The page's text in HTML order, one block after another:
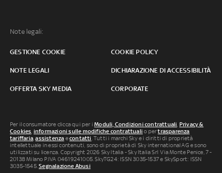
Note legali:
GESTIONE COOKIE COOKIE POLICY
NOTE LEGALI DICHIARAZIONE DI ACCESSIBILITÀ
OFFERTA SKY MEDIA CORPORATE
Per il consumatore clicca qui per iModuli, Condizioni contrattuali, Privacy &
Cookies, informazioni sulle modifiche contrattuali o pertrasparenza
tariffaria,assistenza econtatti. Tutti i marchi Sky e i diritti di proprietà
intellettuale in essi contenuti, sono di proprietà di Sky international AG e sono
utilizzati su licenza. Copyright 2026 Sky Italia - Sky Italia Srl Via Monte Penice, 7 -
20138 Milano P.IVA 04619241005. SkyTG24: ISSN 3035-1537 e SkySport: ISSN
3035-1545.Segnalazione Abusi